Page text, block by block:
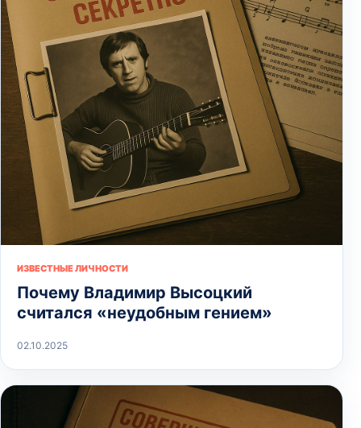
ИЗВЕСТНЫЕ ЛИЧНОСТИ
Почему Владимир Высоцкий
считался «неудобным гением»
02.10.2025